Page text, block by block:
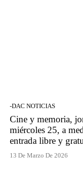
-DAC NOTICIAS
Cine y memoria,
miércoles 25, a
entrada libre y
13 De Marzo De 2026